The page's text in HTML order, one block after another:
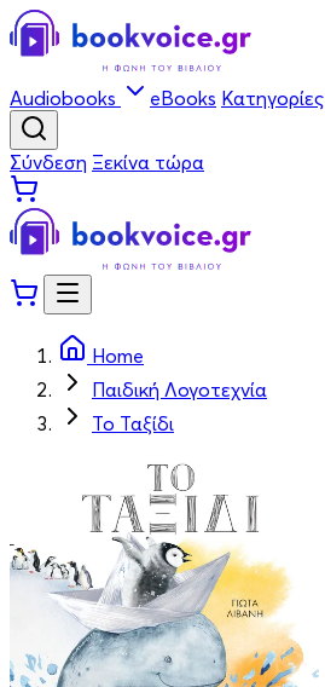
Audiobooks eBooks Κατηγορίες
Σύνδεση Ξεκίνα τώρα
Home
Παιδική Λογοτεχνία
Το Ταξίδι